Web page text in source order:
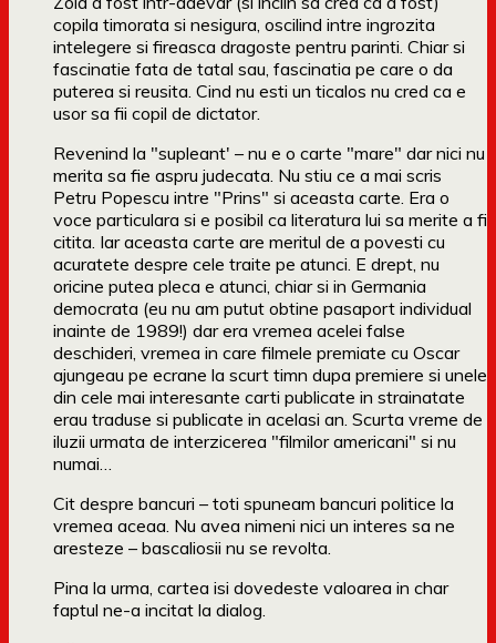
copila timorata si nesigura, oscilind intre ingrozita
intelegere si fireasca dragoste pentru parinti. Chiar si
fascinatie fata de tatal sau, fascinatia pe care o da
puterea si reusita. Cind nu esti un ticalos nu cred ca e
usor sa fii copil de dictator.
Revenind la "supleant' – nu e o carte "mare" dar nici nu
merita sa fie aspru judecata. Nu stiu ce a mai scris
Petru Popescu intre "Prins" si aceasta carte. Era o
voce particulara si e posibil ca literatura lui sa merite a fi
citita. Iar aceasta carte are meritul de a povesti cu
acuratete despre cele traite pe atunci. E drept, nu
oricine putea pleca e atunci, chiar si in Germania
democrata (eu nu am putut obtine pasaport individual
inainte de 1989!) dar era vremea acelei false
deschideri, vremea in care filmele premiate cu Oscar
ajungeau pe ecrane la scurt timn dupa premiere si unele
din cele mai interesante carti publicate in strainatate
erau traduse si publicate in acelasi an. Scurta vreme de
iluzii urmata de interzicerea "filmilor americani" si nu
numai…
Cit despre bancuri – toti spuneam bancuri politice la
vremea aceaa. Nu avea nimeni nici un interes sa ne
aresteze – bascaliosii nu se revolta.
Pina la urma, cartea isi dovedeste valoarea in char
faptul ne-a incitat la dialog.